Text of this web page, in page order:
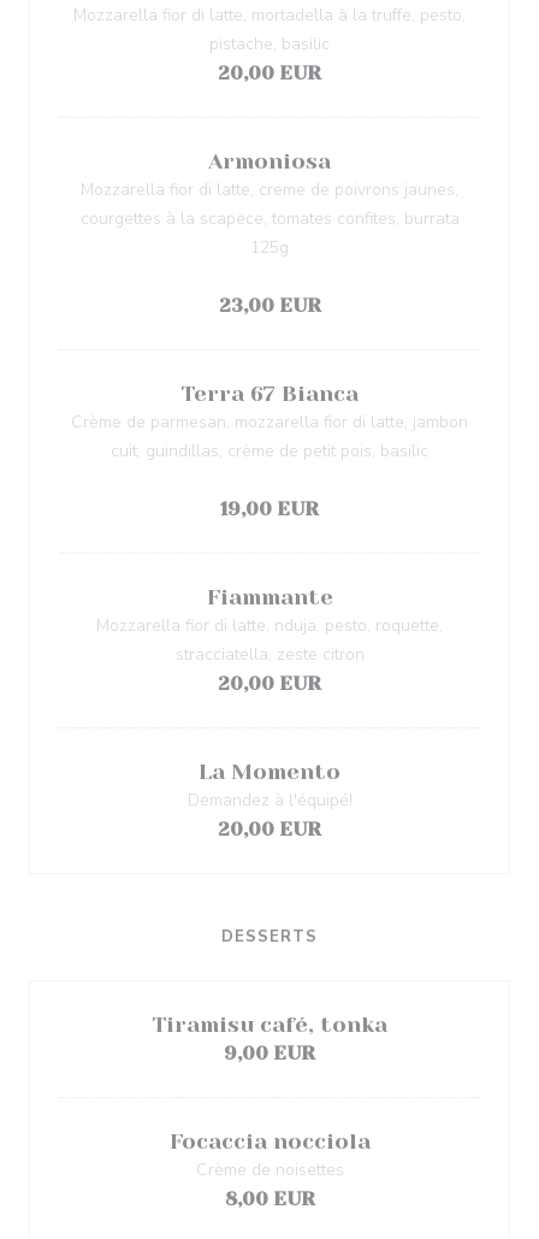
Mozzarella fior di latte, mortadella à la truffe, pesto,
pistache, basilic
20,00 EUR
Armoniosa
Mozzarella fior di latte, creme de poivrons jaunes,
courgettes à la scapece, tomates confites, burrata
125g
23,00 EUR
Terra 67 Bianca
Crème de parmesan, mozzarella fior di latte, jambon
cuit, guindillas, crème de petit pois, basilic
19,00 EUR
Fiammante
Mozzarella fior di latte, nduja, pesto, roquette,
stracciatella, zeste citron
20,00 EUR
La Momento
Demandez à l'équipé!
20,00 EUR
DESSERTS
Tiramisu café, tonka
9,00 EUR
Focaccia nocciola
Crème de noisettes
8,00 EUR